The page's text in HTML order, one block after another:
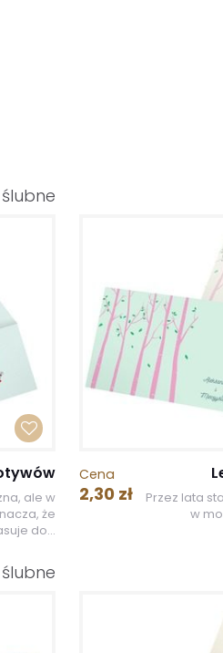
ale w
że
do...
Cena
2,30 zł
Przez lata
w